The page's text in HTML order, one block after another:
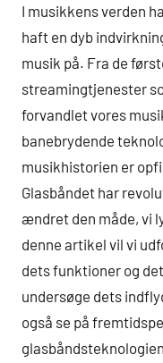
I musikkens verden
haft en dyb
musik på. Fra de
streamingtjenester
forvandlet vores
banebrydende
musikhistorien er
Glasbåndet har
ændret den måde, vi
denne artikel vil vi
dets funktioner og
undersøge dets
også se på